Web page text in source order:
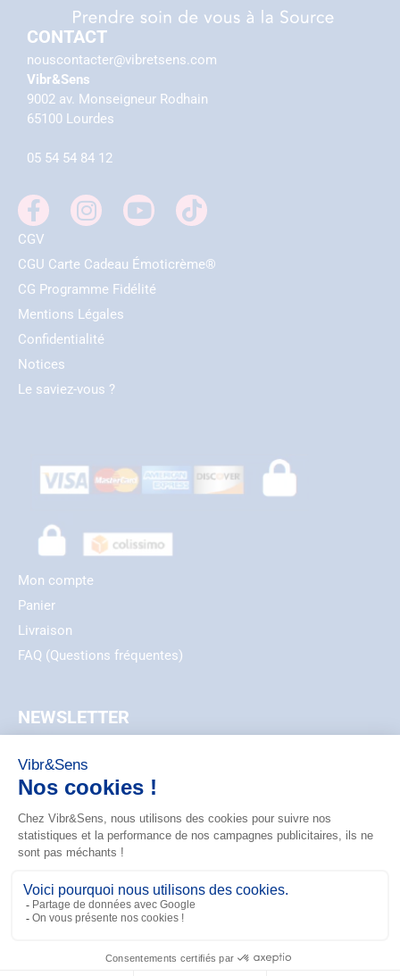
CONTACT
nouscontacter@vibretsens.com
Vibr&Sens
9002 av. Monseigneur Rodhain
65100 Lourdes
05 54 54 84 12
CGV
CGU Carte Cadeau Émoticrème®
CG Programme Fidélité
Mentions Légales
Confidentialité
Notices
Le saviez-vous ?
Mon compte
Panier
Livraison
FAQ (Questions fréquentes)
NEWSLETTER
EMAIL
ZIP_CODE